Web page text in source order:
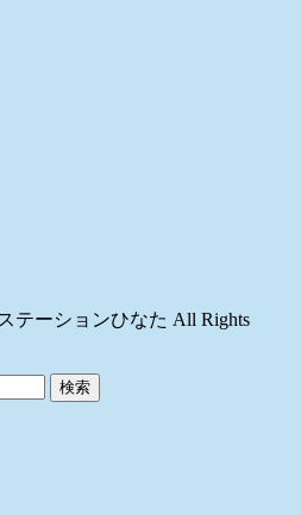
テーションひなた All Rights